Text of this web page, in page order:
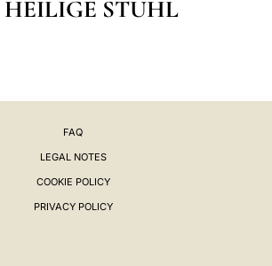
HEILIGE STUHL
FAQ
LEGAL NOTES
COOKIE POLICY
PRIVACY POLICY